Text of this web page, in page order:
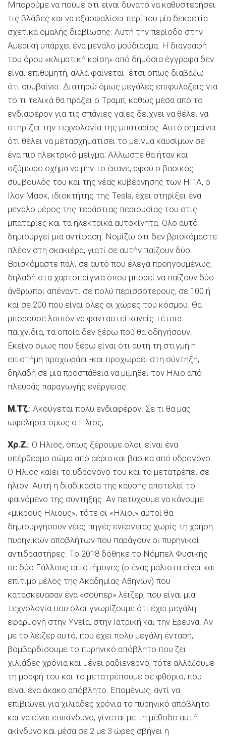
Μπορούμε να πούμε ότι είναι δυνατό να καθυστερήσει
τις βλάβες και να εξασφαλίσει περίπου μία δεκαετία
σχετικά ομαλής διαβίωσης. Αυτή την περίοδο στην
Αμερική υπάρχει ένα μεγάλο μούδιασμα. Η διαγραφή
του όρου «κλιματική κρίση» από δημόσια έγγραφα δεν
είναι επιθυμητή, αλλά φαίνεται -έτσι όπως διαβάζω-
ότι συμβαίνει. Διατηρώ όμως μεγάλες επιφυλάξεις για
το τι τελικά θα πράξει ο Τραμπ, καθώς μέσα από το
ενδιαφέρον για τις σπάνιες γαίες δείχνει να θέλει να
στηρίξει την τεχνολογία της μπαταρίας. Αυτό σημαίνει
ότι θέλει να μετασχηματίσει το μείγμα καυσίμων σε
ένα πιο ηλεκτρικό μείγμα. Αλλωστε θα ήταν και
οξύμωρο σχήμα να μην το έκανε, αφού ο βασικός
σύμβουλός του και της νέας κυβέρνησης των ΗΠΑ, ο
Ιλον Μασκ, ιδιοκτήτης της Tesla, έχει στηρίξει ένα
μεγάλο μέρος της τεράστιας περιουσίας του στις
μπαταρίες και τα ηλεκτρικά αυτοκίνητα. Ολο αυτό
δημιουργεί μια αντίφαση. Νομίζω ότι δεν βρισκόμαστε
πλέον στη σκακιέρα, γιατί σε αυτήν παίζουν δύο.
Βρισκόμαστε πάλι σε αυτό που έλεγα προηγουμένως,
δηλαδή στα χαρτοπαίγνια όπου μπορεί να παίζουν δύο
άνθρωποι απέναντι σε πολύ περισσότερους, σε 100 ή
και σε 200 που είναι όλες οι χώρες του κόσμου. Θα
μπορούσε λοιπόν να φανταστεί κανείς τέτοια
παιχνίδια, τα οποία δεν ξέρω πού θα οδηγήσουν.
Εκείνο όμως που ξέρω είναι ότι αυτή τη στιγμή η
επιστήμη προχωράει -και προχωράει στη σύντηξη,
δηλαδή σε μια προσπάθεια να μιμηθεί τον Ηλιο από
πλευράς παραγωγής ενέργειας.
Μ.Τζ.: Ακούγεται πολύ ενδιαφέρον. Σε τι θα μας
ωφελήσει όμως ο Ηλιος;
Χρ.Ζ.: Ο Ηλιος, όπως ξέρουμε όλοι, είναι ένα
υπέρθερμο σώμα από αέρια και βασικά από υδρογόνο.
Ο Ηλιος καίει το υδρογόνο του και το μετατρέπει σε
ήλιον. Αυτή η διαδικασία της καύσης αποτελεί το
φαινόμενο της σύντηξης. Αν πετύχουμε να κάνουμε
«μικρούς Ηλιους», τότε οι «Ηλιοι» αυτοί θα
δημιουργήσουν νέες πηγές ενέργειας χωρίς τη χρήση
πυρηνικών αποβλήτων που παράγουν οι πυρηνικοί
αντιδραστήρες. Το 2018 δόθηκε το Νόμπελ Φυσικής
σε δύο Γάλλους επιστήμονες (ο ένας μάλιστα είναι και
επίτιμο μέλος της Ακαδημίας Αθηνών) που
κατασκεύασαν ένα «σούπερ» λέιζερ, που είναι μια
τεχνολογία που όλοι γνωρίζουμε ότι έχει μεγάλη
εφαρμογή στην Υγεία, στην Ιατρική και την Ερευνα. Αν
με το λέιζερ αυτό, που έχει πολύ μεγάλη ένταση,
βομβαρδίσουμε το πυρηνικό απόβλητο που ζει
χιλιάδες χρόνια και μένει ραδιενεργό, τότε αλλάζουμε
τη μορφή του και το μετατρέπουμε σε φθόριο, που
είναι ένα άκακο απόβλητο. Επομένως, αντί να
επιβιώνει για χιλιάδες χρόνια το πυρηνικό απόβλητο
και να είναι επικίνδυνο, γίνεται με τη μέθοδο αυτή
ακίνδυνο και μέσα σε 2 με 3 ώρες σβήνει η